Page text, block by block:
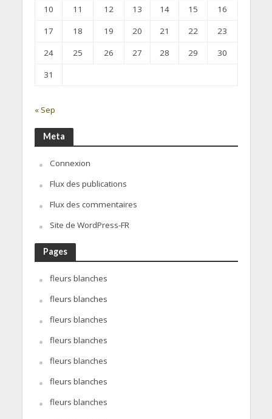
10
11 12 13 14 15
16
17
18 19 20 21 22
23
24
25 26 27 28 29
30
31
« Sep
Meta
Connexion
Flux des publications
Flux des commentaires
Site de WordPress-FR
Pages
fleurs blanches
fleurs blanches
fleurs blanches
fleurs blanches
fleurs blanches
fleurs blanches
fleurs blanches